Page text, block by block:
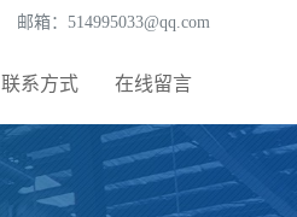
邮箱： 514995033@qq.com
联系方式 在线留言